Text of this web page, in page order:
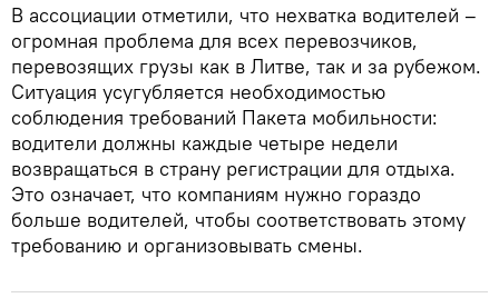
В ассоциации отметили, что нехватка водителей –
огромная проблема для всех перевозчиков,
перевозящих грузы как в Литве, так и за рубежом.
Ситуация усугубляется необходимостью
соблюдения требований Пакета мобильности:
водители должны каждые четыре недели
возвращаться в страну регистрации для отдыха.
Это означает, что компаниям нужно гораздо
больше водителей, чтобы соответствовать этому
требованию и организовывать смены.